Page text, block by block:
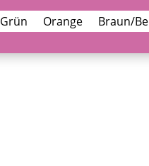
Grün Orange Braun/